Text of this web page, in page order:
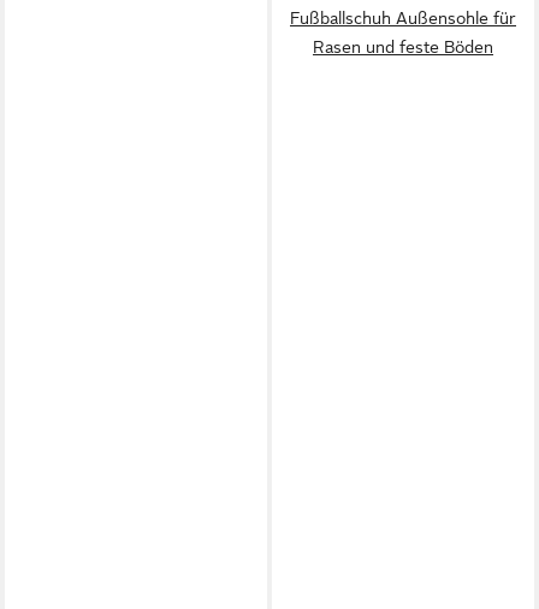
Fußballschuh Außensohle für
Rasen und feste Böden